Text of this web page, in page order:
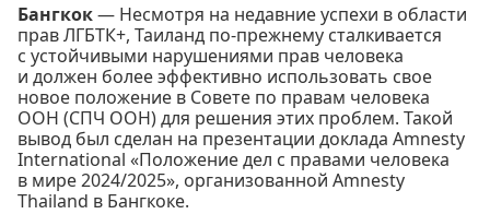
Бангкок— Несмотря на недавние успехи в области
прав ЛГБТК+, Таиланд по-прежнему сталкивается
с устойчивыми нарушениями прав человека
и должен более эффективно использовать свое
новое положение в Совете по правам человека
ООН (СПЧ ООН) для решения этих проблем. Такой
вывод был сделан на презентации доклада Amnesty
International «Положение дел с правами человека
в мире 2024/2025», организованной Amnesty
Thailand в Бангкоке.